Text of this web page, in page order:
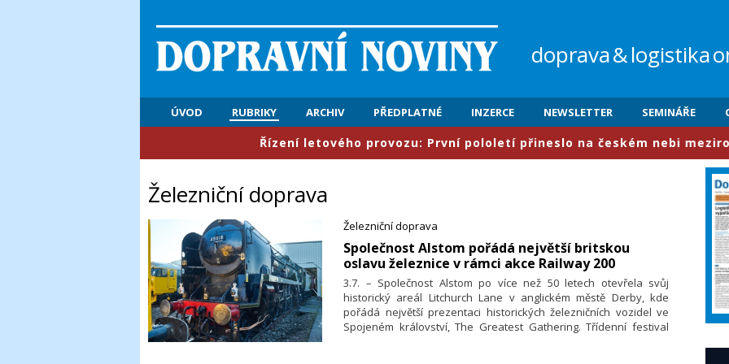
doprava&logistika
ÚVOD RUBRIKY ARCHIV PŘEDPLATNÉ INZERCE NEWSLETTER SEMINÁŘE
​Řízení letového provozu: První pololetí přineslo na českém nebi meziročně
Železniční doprava
Železniční doprava
​Společnost Alstom pořádá největší britskou
oslavu železnice v rámci akce Railway 200
3.7. – Společnost Alstom po více než 50 letech otevřela svůj
historický areál Litchurch Lane v anglickém městě Derby, kde
pořádá největší prezentaci historických železničních vozidel ve
Spojeném království, The Greatest Gathering. Třídenní festival